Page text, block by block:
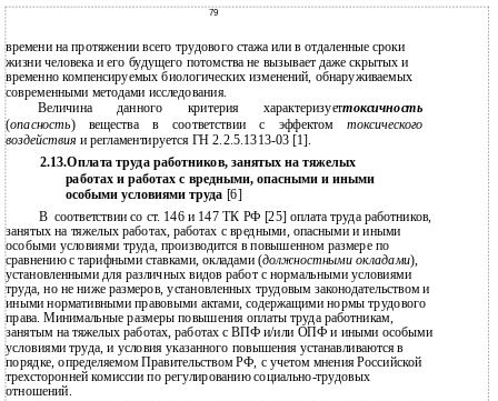
79
времени на протяжении всего трудового стажа или в отдаленные сроки
жизни человека и его будущего потомства не вызывает даже скрытых и
временно компенсируемых биологических изменений, обнаруживаемых
современными методами исследования.
Величина данного критерия характеризуеттоксичность
(опасность) вещества в соответствии с эффектомтоксического
воздействия и регламентируется ГН 2.2.5.1313-03 [1].
2.13.Оплата труда работников, занятых на тяжелых
работах и работах с вредными, опасными и иными
особыми условиями труда [6]
В соответствии со ст. 146 и 147 ТК РФ [25] оплата труда работников,
занятых на тяжелых работах, работах с вредными, опасными и иными
особыми условиями труда, производится в повышенном размере по
сравнению с тарифными ставками, окладами (должностными окладами),
установленными для различных видов работ с нормальными условиями
труда, но не ниже размеров, установленных трудовым законодательством и
иными нормативными правовыми актами, содержащими нормы трудового
права. Минимальные размеры повышения оплаты труда работникам,
занятым на тяжелых работах, работах с ВПФ и/или ОПФ и иными особыми
условиями труда, и условия указанного повышения устанавливаются в
порядке, определяемом Правительством РФ, с учетом мнения Российской
трехсторонней комиссии по регулированию социально-трудовых
отношений.